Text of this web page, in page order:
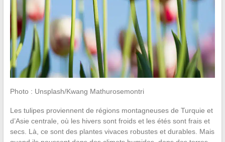
Photo : Unsplash/Kwang Mathurosemontri
Les tulipes proviennent de régions montagneuses de Turquie et
d’Asie centrale, où les hivers sont froids et les étés sont frais et
secs. Là, ce sont des plantes vivaces robustes et durables. Mais